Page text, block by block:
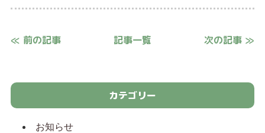
≪ 前の記事 記事一覧 次の記事 ≫
カテゴリー
お知らせ